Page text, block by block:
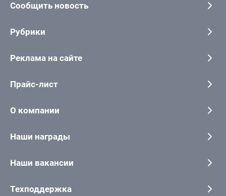
Сообщить новость
Рубрики
Реклама на сайте
Прайс-лист
О компании
Наши награды
Наши вакансии
Техподдержка